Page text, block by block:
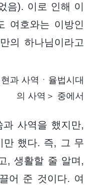
음). 이로 인해 이
여호와는 이방인
의 하나님이라고
과 사역ㆍ율법시대
의 사역＞ 중에서
사역을 했지만,
만 했다. 즉, 그 무
, 생활할 줄 알며,
어 준 것이다. 여